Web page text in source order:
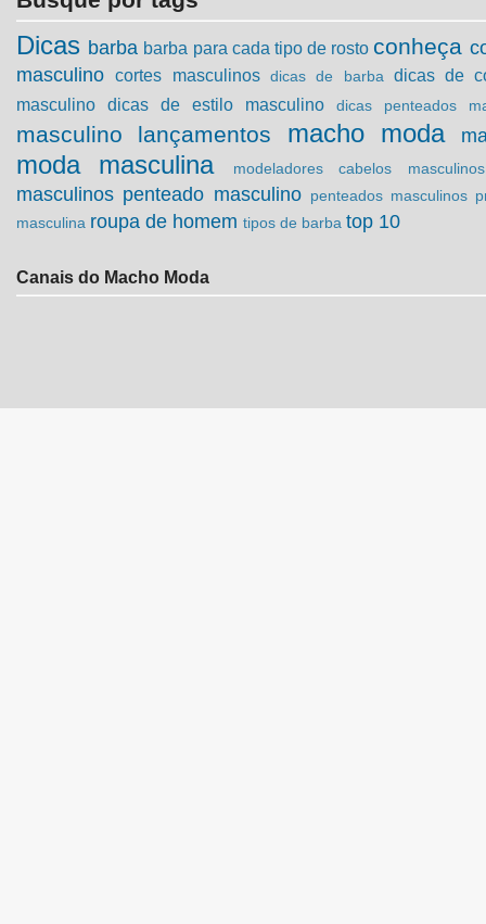
Dicas barba barba para cada tipo de rosto conheça
masculino cortes masculinos dicas de barba
dicas de
masculino
dicas de estilo masculino dicas penteados
masculino lançamentos macho moda
moda masculina modeladores cabelos masculinos
masculinos penteado masculino penteados masculinos
masculina roupa de homem tipos de barba top 10
Canais do Macho Moda